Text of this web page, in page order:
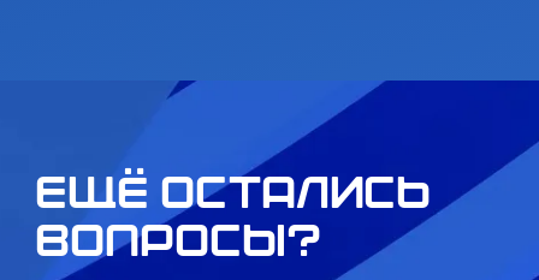
Ещё остались
вопросы?